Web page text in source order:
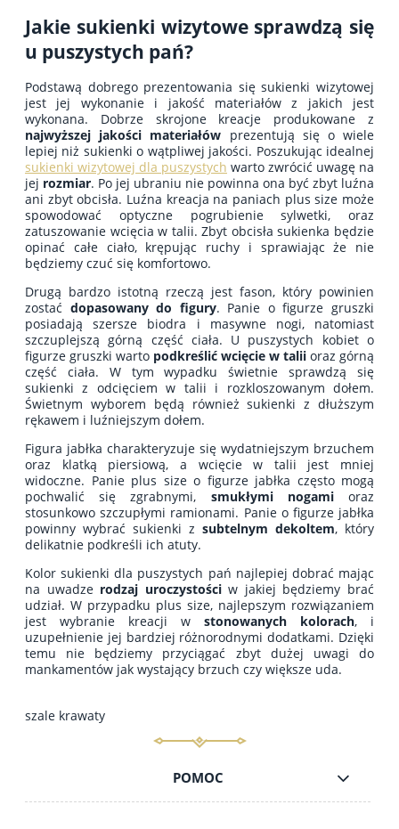
Jakie sukienki wizytowe sprawdzą się
u puszystych pań?
Podstawą dobrego prezentowania się sukienki wizytowej
jest jej wykonanie i jakość materiałów z jakich jest
wykonana. Dobrze skrojone kreacje produkowane z
najwyższej jakości materiałów prezentują się o wiele
lepiej niż sukienki o wątpliwej jakości. Poszukując idealnej
sukienki wizytowej dla puszystych warto zwrócić uwagę na
jej rozmiar. Po jej ubraniu nie powinna ona być zbyt luźna
ani zbyt obcisła. Luźna kreacja na paniach plus size może
spowodować optyczne pogrubienie sylwetki, oraz
zatuszowanie wcięcia w talii. Zbyt obcisła sukienka będzie
opinać całe ciało, krępując ruchy i sprawiając że nie
będziemy czuć się komfortowo.
Drugą bardzo istotną rzeczą jest fason, który powinien
zostać dopasowany do figury. Panie o figurze gruszki
posiadają szersze biodra i masywne nogi, natomiast
szczuplejszą górną część ciała. U puszystych kobiet o
figurze gruszki warto podkreślić wcięcie w talii oraz górną
część ciała. W tym wypadku świetnie sprawdzą się
sukienki z odcięciem w talii i rozkloszowanym dołem.
Świetnym wyborem będą również sukienki z dłuższym
rękawem i luźniejszym dołem.
Figura jabłka charakteryzuje się wydatniejszym brzuchem
oraz klatką piersiową, a wcięcie w talii jest mniej
widoczne. Panie plus size o figurze jabłka często mogą
pochwalić się zgrabnymi, smukłymi nogamioraz
stosunkowo szczupłymi ramionami. Panie o figurze jabłka
powinny wybrać sukienki z subtelnym dekoltem, który
delikatnie podkreśli ich atuty.
Kolor sukienki dla puszystych pań najlepiej dobrać mając
na uwadze rodzaj uroczystościw jakiej będziemy brać
udział. W przypadku plus size, najlepszym rozwiązaniem
jest wybranie kreacji w stonowanych kolorach, i
uzupełnienie jej bardziej różnorodnymi dodatkami. Dzięki
temu nie będziemy przyciągać zbyt dużej uwagi do
mankamentów jak wystający brzuch czy większe uda.
szale krawaty
POMOC